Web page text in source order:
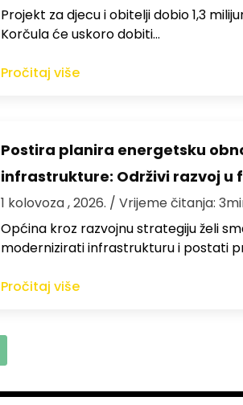
Projekt za djecu i obitelji dobio 1,3
Korčula će uskoro dobiti…
Pročitaj više
Postira planira energetsku
infrastrukture: Održivi razvoj u
1 kolovoza , 2026. / Vrijeme čitanja:
Općina kroz razvojnu strategiju želi
modernizirati infrastrukturu i postati
Pročitaj više